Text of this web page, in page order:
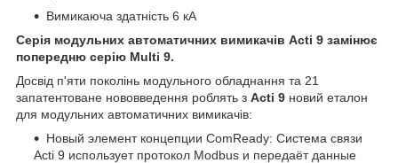
Вимикаюча здатність 6 кА
Серія модульних автоматичних вимикачів Acti 9 замінює
попередню серію Multi 9.
Досвід п'яти поколінь модульного обладнання та 21
запатентоване нововведення роблять з Acti 9 новий еталон
для модульних автоматичних вимикачів:
Новый элемент концепции ComReady: Система связи
Acti 9 использует протокол Modbus и передаёт данные